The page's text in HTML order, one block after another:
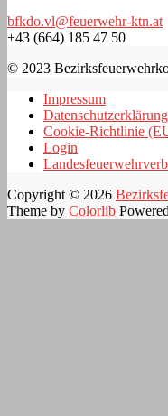
bfkdo.vl@feuerwehr-ktn.at
+43 (664) 185 47 50
© 2023
Impressum
Datenschutzerklärung
Cookie-Richtlinie
Login
Copyright © 2026
Theme by Colorlib